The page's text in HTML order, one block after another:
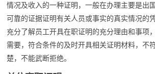
情况及收入的一种证明，一般在办理主要是出
可靠的证据证明有关人员或事实的真实情况的
充分了解员工开具在职证明的充分理由和事项
需要，符合条件的及时开具相关证明材料，不
楚，不能武断拒绝。